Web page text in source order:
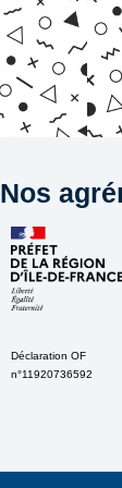
Nos
Déclaration OF
n°11920736592